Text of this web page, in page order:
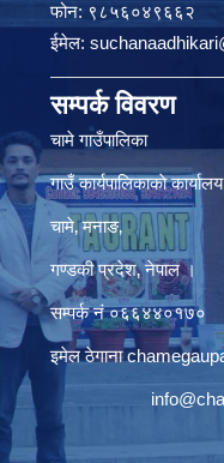
फोन: ९८५६०४९६६२
ईमेल:
सम्पर्क विवरण
चामे गाउँपालिका
गाउँ कार्यपालिकाकाे कार्यालय
चामे‚ मनाङ‚
गण्डकी प्रदेश‚ नेपाल ।
सम्पर्क न‌ं‍ ०६६४४०१७०
इमेल ठेगाना